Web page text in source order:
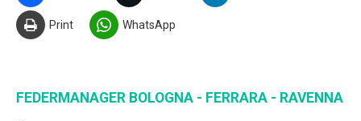
Print WhatsApp
FEDERMANAGER BOLOGNA - FERRARA - RAVENNA